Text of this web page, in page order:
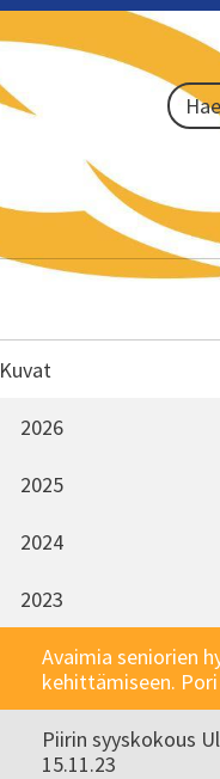
Kuvat
2026
2025
2024
2023
Avaimia seniorien
kehittämiseen. Pori
Piirin syyskokous
15.11.23